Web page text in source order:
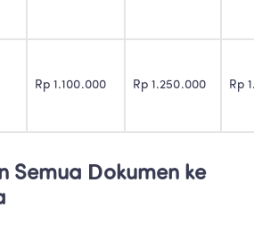
Rp 1.100.000 Rp 1.250.000 Rp
Semua Dokumen ke